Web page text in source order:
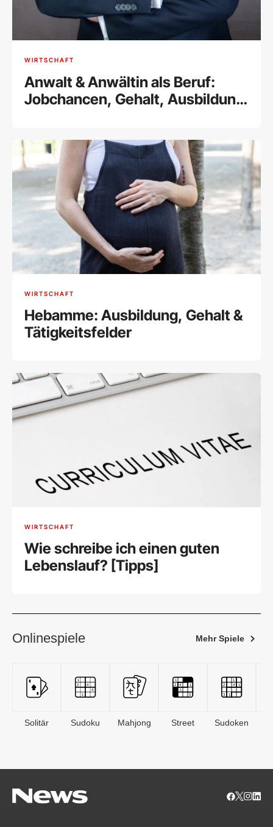
WIRTSCHAFT
Anwalt & Anwältin als Beruf:
Jobchancen, Gehalt, Ausbildung
WIRTSCHAFT
Hebamme: Ausbildung, Gehalt &
Tätigkeitsfelder
WIRTSCHAFT
Wie schreibe ich einen guten
Lebenslauf? [Tipps]
Onlinespiele Mehr Spiele
Solitär Sudoku Mahjong Street Sudoken